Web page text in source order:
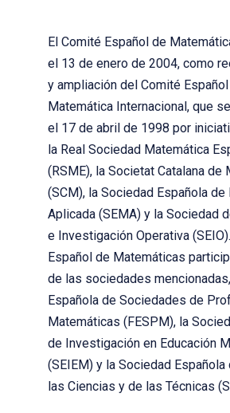
El Comité Español de
el 13 de enero de 2004, como
y ampliación del Comité
Matemática Internacional, que
el 17 de abril de 1998 por
la Real Sociedad Matemática
(RSME), la Societat Catalana de
(SCM), la Sociedad Española
Aplicada (SEMA) y la Sociedad
e Investigación Operativa
Español de Matemáticas
de las sociedades
Española de Sociedades de
Matemáticas (FESPM), la
de Investigación en Educación
(SEIEM) y la Sociedad
las Ciencias y de las Técnicas